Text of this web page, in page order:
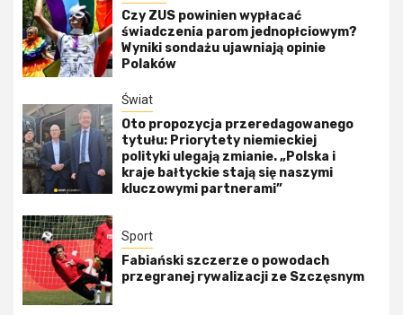
Czy ZUS powinien wypłacać
świadczenia parom jednopłciowym?
Wyniki sondażu ujawniają opinie
Polaków
Świat
Oto propozycja przeredagowanego
tytułu: Priorytety niemieckiej
polityki ulegają zmianie. „Polska i
kraje bałtyckie stają się naszymi
kluczowymi partnerami”
Sport
Fabiański szczerze o powodach
przegranej rywalizacji ze Szczęsnym